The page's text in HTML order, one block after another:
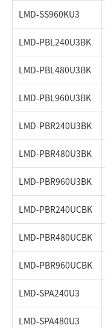
LMD-SS960KU3
LMD-PBL240U3BK
LMD-PBL480U3BK
LMD-PBL960U3BK
LMD-PBR240U3BK
LMD-PBR480U3BK
LMD-PBR960U3BK
LMD-PBR240UCBK
LMD-PBR480UCBK
LMD-PBR960UCBK
LMD-SPA240U3
LMD-SPA480U3